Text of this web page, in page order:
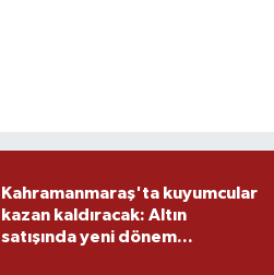
Kahramanmaraş'ta kuyumcular
kazan kaldıracak: Altın
satışında yeni dönem...